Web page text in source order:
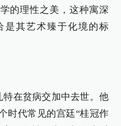
的理性之美，这种寓深
是其艺术臻于化境的标
特在贫病交加中去世。他
时代常见的宫廷“桂冠作